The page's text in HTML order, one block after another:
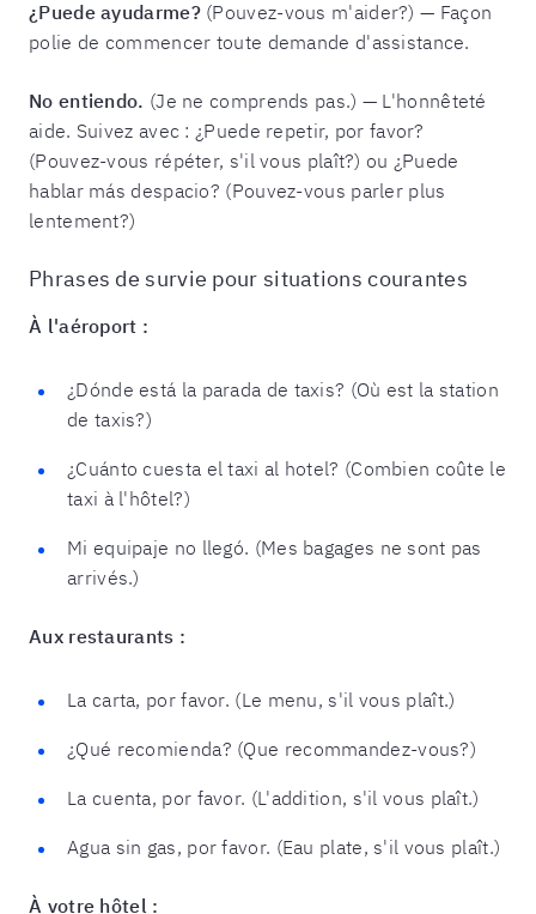
¿Puede ayudarme?(Pouvez-vous m'aider?) — Façon
polie de commencer toute demande d'assistance.
No entiendo. (Je ne comprends pas.) — L'honnêteté
aide. Suivez avec : ¿Puede repetir, por favor?
(Pouvez-vous répéter, s'il vous plaît?) ou ¿Puede
hablar más despacio? (Pouvez-vous parler plus
lentement?)
Phrases de survie pour situations courantes
À l'aéroport :
¿Dónde está la parada de taxis? (Où est la station
de taxis?)
¿Cuánto cuesta el taxi al hotel? (Combien coûte le
taxi à l'hôtel?)
Mi equipaje no llegó. (Mes bagages ne sont pas
arrivés.)
Aux restaurants :
La carta, por favor. (Le menu, s'il vous plaît.)
¿Qué recomienda? (Que recommandez-vous?)
La cuenta, por favor. (L'addition, s'il vous plaît.)
Agua sin gas, por favor. (Eau plate, s'il vous plaît.)
À votre hôtel :